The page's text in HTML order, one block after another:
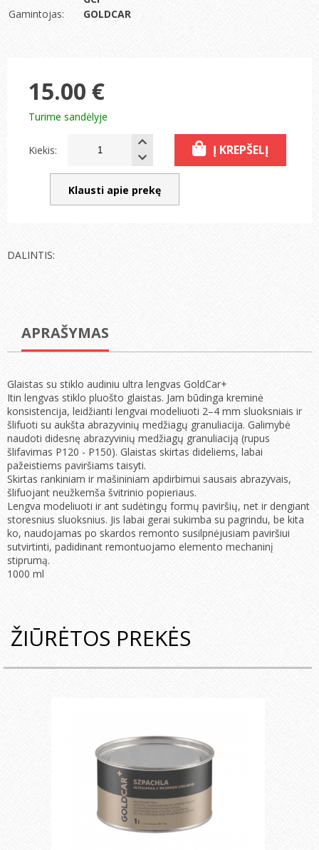
Gamintojas:
GOLDCAR
15.00 €
Turime sandėlyje
Kiekis: Į KREPŠELĮ
Klausti apie prekę
DALINTIS:
APRAŠYMAS
Glaistas su stiklo audiniu ultra lengvas GoldCar+
Itin lengvas stiklo pluošto glaistas. Jam būdinga kreminė
konsistencija, leidžianti lengvai modeliuoti 2–4 mm sluoksniais ir
šlifuoti su aukšta abrazyvinių medžiagų granuliacija. Galimybė
naudoti didesnę abrazyvinių medžiagų granuliaciją (rupus
šlifavimas P120 - P150). Glaistas skirtas dideliems, labai
pažeistiems paviršiams taisyti.
Skirtas rankiniam ir mašininiam apdirbimui sausais abrazyvais,
šlifuojant neužkemša švitrinio popieriaus.
Lengva modeliuoti ir ant sudėtingų formų paviršių, net ir dengiant
storesnius sluoksnius. Jis labai gerai sukimba su pagrindu, be kita
ko, naudojamas po skardos remonto susilpnėjusiam paviršiui
sutvirtinti, padidinant remontuojamo elemento mechaninį
stiprumą.
1000 ml
ŽIŪRĖTOS PREKĖS